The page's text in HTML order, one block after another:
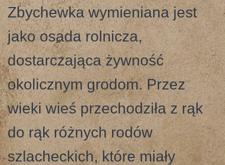
Zbychewka wymieniana jest
jako osada rolnicza,
dostarczająca żywność
okolicznym grodom. Przez
wieki wieś przechodziła z rąk
do rąk różnych rodów
szlacheckich, które miały